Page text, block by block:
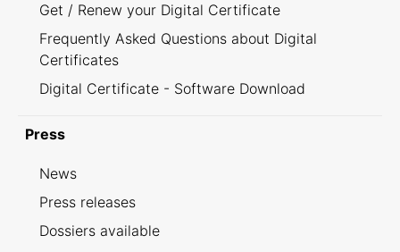
Get / Renew your Digital Certificate
Frequently Asked Questions about Digital
Certificates
Digital Certificate - Software Download
Press
News
Press releases
Dossiers available